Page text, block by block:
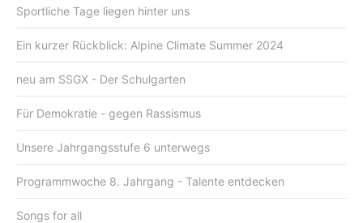
Sportliche Tage liegen hinter uns
Ein kurzer Rückblick: Alpine Climate Summer 2024
neu am SSGX - Der Schulgarten
Für Demokratie - gegen Rassismus
Unsere Jahrgangsstufe 6 unterwegs
Programmwoche 8. Jahrgang - Talente entdecken
Songs for all